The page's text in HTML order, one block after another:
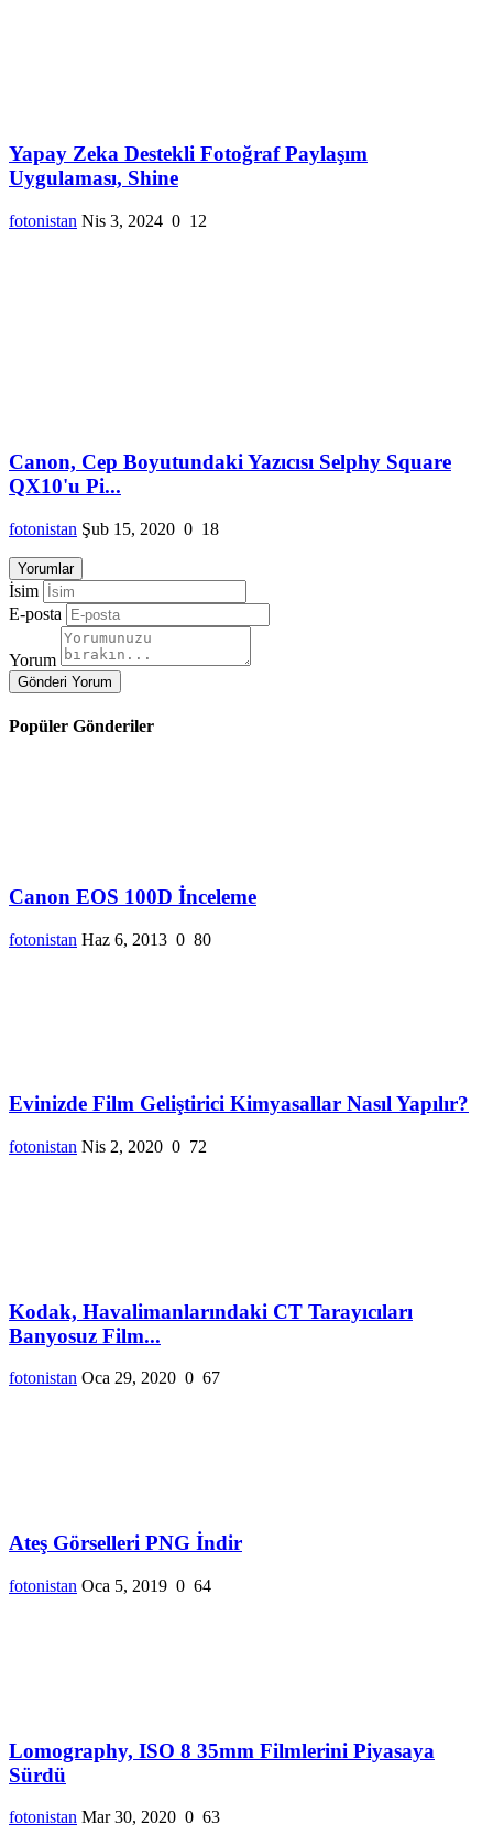
Yapay Zeka Destekli Fotoğraf Paylaşım
Uygulaması, Shine
fotonistan Nis 3, 2024 0 12
Canon, Cep Boyutundaki Yazıcısı Selphy Square
QX10'u Pi...
fotonistan Şub 15, 2020 0 18
Yorumlar
İsim
E-posta
Yorum
Gönderi Yorum
Popüler Gönderiler
Canon EOS 100D İnceleme
fotonistan Haz 6, 2013 0 80
Evinizde Film Geliştirici Kimyasallar Nasıl Yapılır?
fotonistan Nis 2, 2020 0 72
Kodak, Havalimanlarındaki CT Tarayıcıları
Banyosuz Film...
fotonistan Oca 29, 2020 0 67
Ateş Görselleri PNG İndir
fotonistan Oca 5, 2019 0 64
Lomography, ISO 8 35mm Filmlerini Piyasaya
Sürdü
fotonistan Mar 30, 2020 0 63